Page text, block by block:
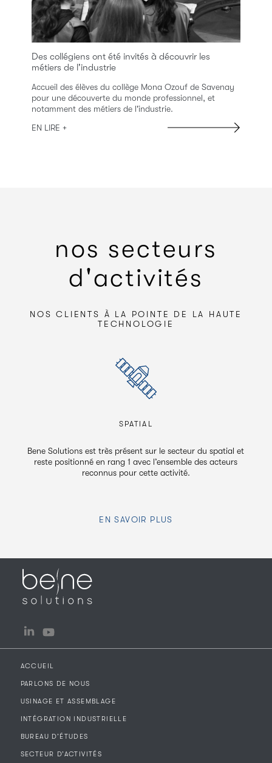
Des collégiens ont été invités à découvrir les
métiers de l'industrie
Accueil des élèves du collège Mona Ozouf de Savenay
pour une découverte du monde professionnel, et
notamment des métiers de l'industrie.
EN LIRE +
nos secteurs
d'activités
NOS CLIENTS À LA POINTE DE LA HAUTE
TECHNOLOGIE
SPATIAL
Bene Solutions est très présent sur le secteur du spatial et
reste positionné en rang 1 avec l’ensemble des acteurs
reconnus pour cette activité.
EN SAVOIR PLUS
Linkedin
ACCUEIL
PARLONS DE NOUS
USINAGE ET ASSEMBLAGE
INTÉGRATION INDUSTRIELLE
BUREAU D’ÉTUDES
SECTEUR D’ACTIVITÉS